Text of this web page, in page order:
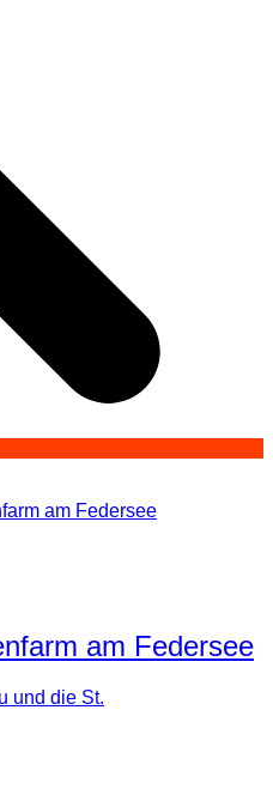
am Federsee